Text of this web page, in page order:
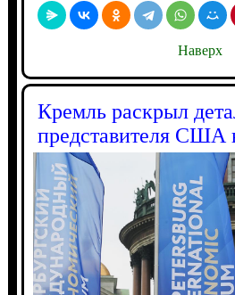
Наверх
Кремль раскрыл
представителя